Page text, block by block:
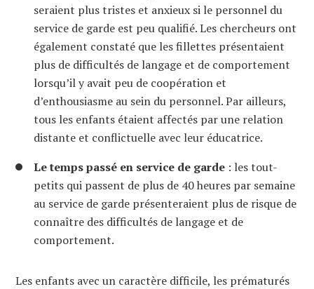
seraient plus tristes et anxieux si le personnel du
service de garde est peu qualifié. Les chercheurs ont
également constaté que les fillettes présentaient
plus de difficultés de langage et de comportement
lorsqu’il y avait peu de coopération et
d’enthousiasme au sein du personnel. Par ailleurs,
tous les enfants étaient affectés par une relation
distante et conflictuelle avec leur éducatrice.
Le temps passé en service de garde : les tout-
petits qui passent de plus de 40 heures par semaine
au service de garde présenteraient plus de risque de
connaître des difficultés de langage et de
comportement.
Les enfants avec un caractère difficile, les prématurés